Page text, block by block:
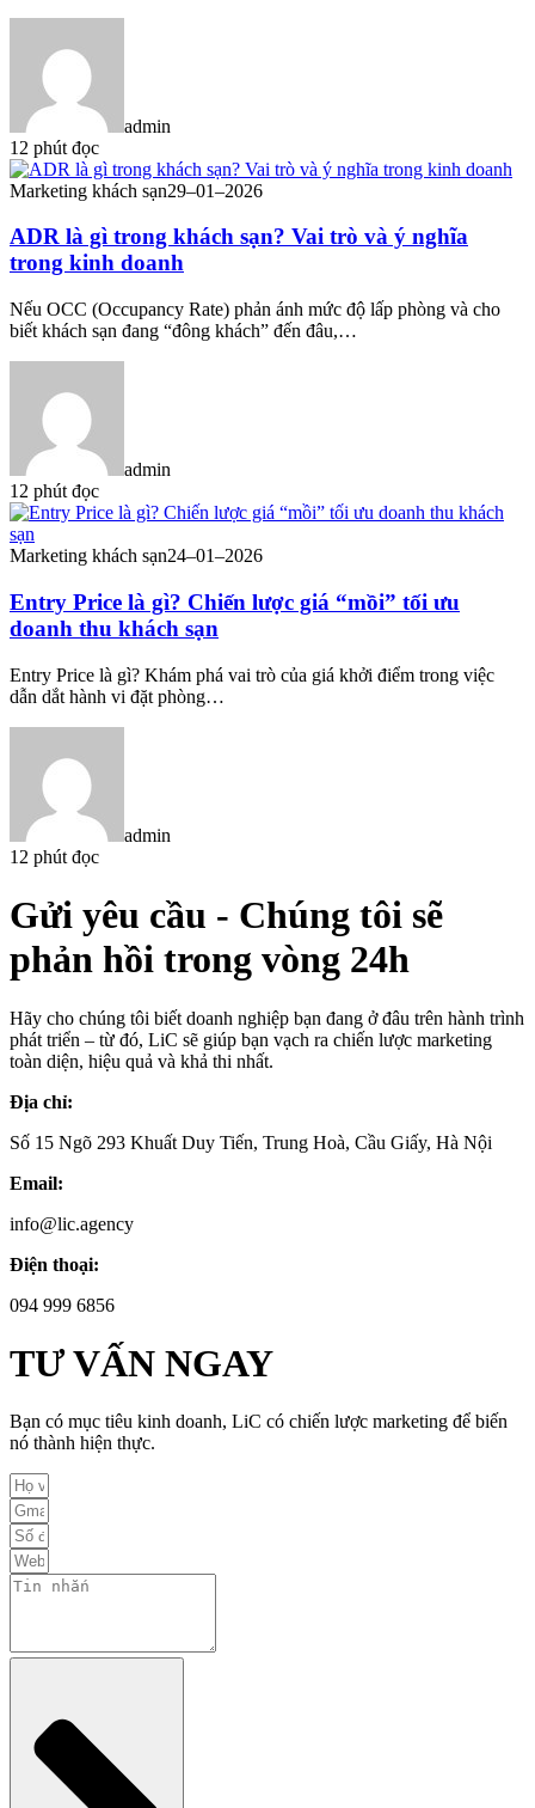
admin
12 phút đọc
Marketing khách sạn29–01–2026
ADR là gì trong khách sạn? Vai trò và ý nghĩa
trong kinh doanh
Nếu OCC (Occupancy Rate) phản ánh mức độ lấp phòng và cho
biết khách sạn đang “đông khách” đến đâu,…
admin
12 phút đọc
Marketing khách sạn24–01–2026
Entry Price là gì? Chiến lược giá “mồi” tối ưu
doanh thu khách sạn
Entry Price là gì? Khám phá vai trò của giá khởi điểm trong việc
dẫn dắt hành vi đặt phòng…
admin
12 phút đọc
Gửi yêu cầu - Chúng tôi sẽ
phản hồi trong vòng 24h
Hãy cho chúng tôi biết doanh nghiệp bạn đang ở đâu trên hành trình
phát triển – từ đó, LiC sẽ giúp bạn vạch ra chiến lược marketing
toàn diện, hiệu quả và khả thi nhất.
Địa chỉ:
Số 15 Ngõ 293 Khuất Duy Tiến, Trung Hoà, Cầu Giấy, Hà Nội
Email:
info@lic.agency
Điện thoại:
094 999 6856
TƯ VẤN NGAY
Bạn có mục tiêu kinh doanh, LiC có chiến lược marketing để biến
nó thành hiện thực.